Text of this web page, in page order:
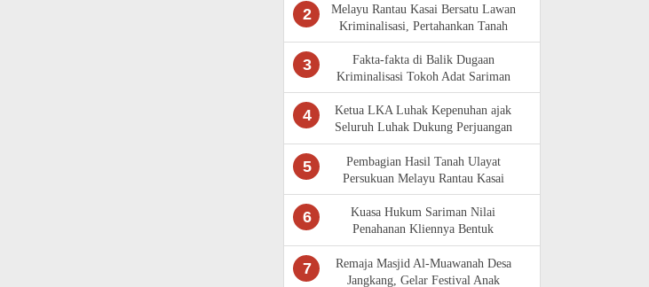
2
Melayu Rantau Kasai Bersatu Lawan
Kriminalisasi, Pertahankan Tanah
Ulayat
3
Fakta-fakta di Balik Dugaan
Kriminalisasi Tokoh Adat Sariman
Siregar
4
Ketua LKA Luhak Kepenuhan ajak
Seluruh Luhak Dukung Perjuangan
Masyarakat Adat Rantau Kasai
5
Pembagian Hasil Tanah Ulayat
Persukuan Melayu Rantau Kasai
Sempat Diwarnai Kericuhan
6
Kuasa Hukum Sariman Nilai
Penahanan Kliennya Bentuk
Kriminalisasi,Bantah Isu Tunggangan
LAM Riau
7
Remaja Masjid Al-Muawanah Desa
Jangkang, Gelar Festival Anak